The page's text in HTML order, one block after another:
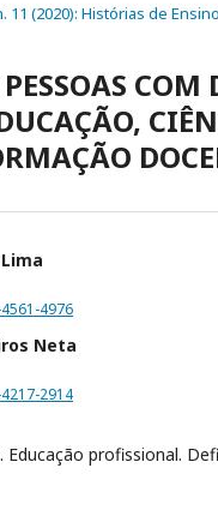
11 (2020): Histórias de
4976
Neta
2914
Educação profissional.